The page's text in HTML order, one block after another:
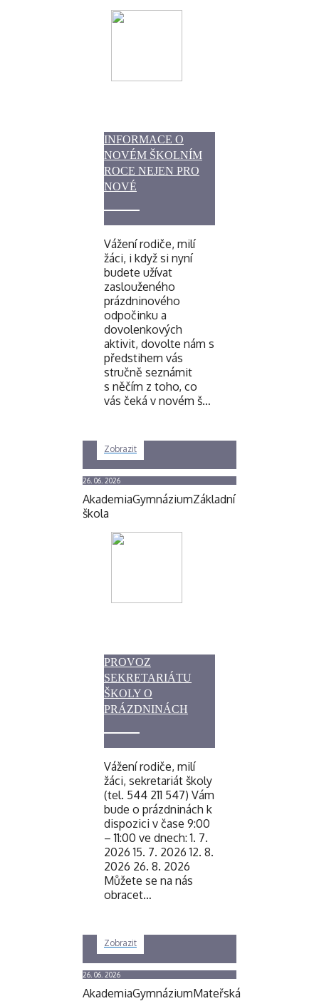
INFORMACE O
NOVÉM ŠKOLNÍM
ROCE NEJEN PRO
NOVÉ
Vážení rodiče, milí
žáci, i když si nyní
budete užívat
zaslouženého
prázdninového
odpočinku a
dovolenkových
aktivit, dovolte nám s
předstihem vás
stručně seznámit
s něčím z toho, co
vás čeká v novém š…
Zobrazit
26. 06. 2026
AkademiaGymnáziumZákladní
škola
PROVOZ
SEKRETARIÁTU
ŠKOLY O
PRÁZDNINÁCH
Vážení rodiče, milí
žáci, sekretariát školy
(tel. 544 211 547) Vám
bude o prázdninách k
dispozici v čase 9:00
– 11:00 ve dnech: 1. 7.
2026 15. 7. 2026 12. 8.
2026 26. 8. 2026
Můžete se na nás
obracet…
Zobrazit
26. 06. 2026
AkademiaGymnáziumMateřská